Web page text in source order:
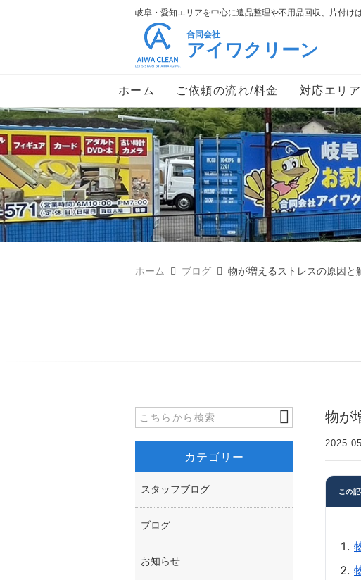
岐阜・愛知エリアを中心に遺品整理や不用品回収、片付け
合同会社
アイワクリーン
ホーム ご依頼の流れ/料金 対応エリア
ホーム ブログ 物が増えるストレスの原因と
物が
この
カテゴリー
スタッフブログ
ブログ
お知らせ